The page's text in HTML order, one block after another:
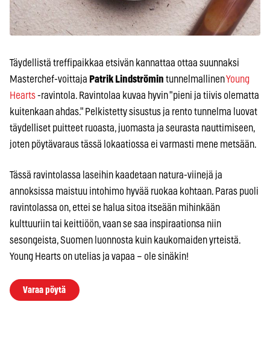
Täydellistä treffipaikkaa etsivän kannattaa ottaa suunnaksi
Masterchef-voittaja Patrik Lindströmin tunnelmallinenYoung
Hearts-ravintola. Ravintolaa kuvaa hyvin "pieni ja tiivis olematta
kuitenkaan ahdas." Pelkistetty sisustus ja rento tunnelma luovat
täydelliset puitteet ruoasta, juomasta ja seurasta nauttimiseen,
joten pöytävaraus tässä lokaatiossa ei varmasti mene metsään.
Tässä ravintolassa laseihin kaadetaan natura-viinejä ja
annoksissa maistuu intohimo hyvää ruokaa kohtaan. Paras puoli
ravintolassa on, ettei se halua sitoa itseään mihinkään
kulttuuriin tai keittiöön, vaan se saa inspiraationsa niin
sesongeista, Suomen luonnosta kuin kaukomaiden yrteistä.
Young Hearts on utelias ja vapaa – ole sinäkin!
Varaa pöytä